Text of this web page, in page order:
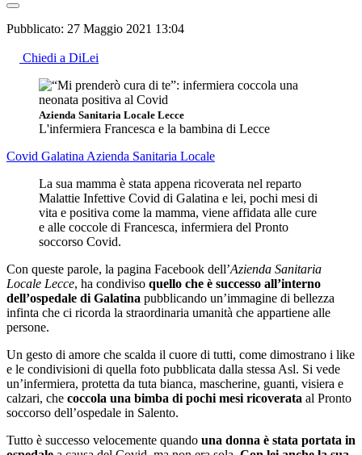
Pubblicato: 27 Maggio 2021 13:04
Chiedi a DiLei
Azienda Sanitaria Locale Lecce
L'infermiera Francesca e la bambina di Lecce
Covid Galatina Azienda Sanitaria Locale
La sua mamma è stata appena ricoverata nel reparto
Malattie Infettive Covid di Galatina e lei, pochi mesi di
vita e positiva come la mamma, viene affidata alle cure
e alle coccole di Francesca, infermiera del Pronto
soccorso Covid.
Con queste parole, la pagina Facebook dell’Azienda Sanitaria
Locale Lecce, ha condiviso quello che è successo all’interno
dell’ospedale di Galatina pubblicando un’immagine di bellezza
infinta che ci ricorda la straordinaria umanità che appartiene alle
persone.
Un gesto di amore che scalda il cuore di tutti, come dimostrano i like
e le condivisioni di quella foto pubblicata dalla stessa Asl. Si vede
un’infermiera, protetta da tuta bianca, mascherine, guanti, visiera e
calzari, che coccola una bimba di pochi mesi ricoverata al Pronto
soccorso dell’ospedale in Salento.
Tutto è successo velocemente quando una donna è stata portata in